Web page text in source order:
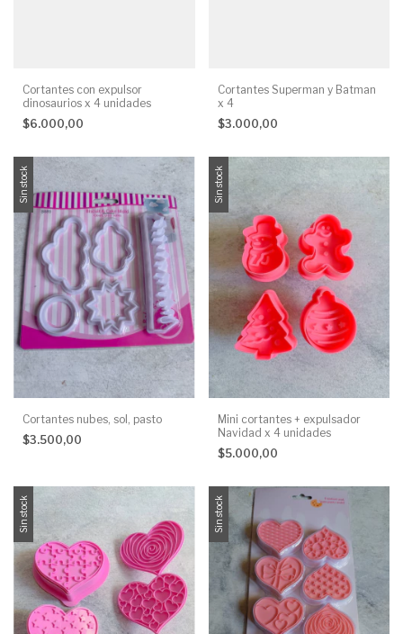
Cortantes con expulsor
dinosaurios x 4 unidades
$6.000,00
Cortantes Superman y Batman
x 4
$3.000,00
Sin stock
Cortantes nubes, sol, pasto
$3.500,00
Sin stock
Mini cortantes + expulsador
Navidad x 4 unidades
$5.000,00
Sin stock Sin stock